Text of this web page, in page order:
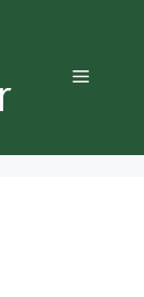
Meny